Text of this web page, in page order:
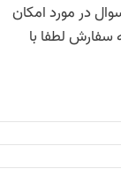
در مورد امکان
سفارش لطفا با